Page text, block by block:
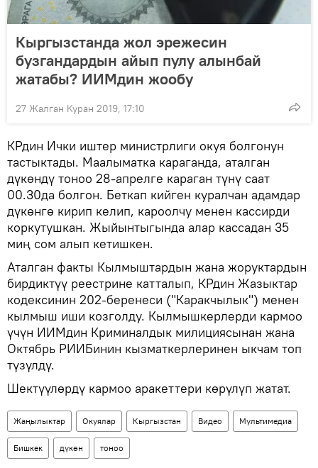
Кыргызстанда жол эрежесин
бузгандардын айып пулу алынбай
жатабы? ИИМдин жообу
27 Жалган Куран 2019, 17:10
КРдин Ички иштер министрлиги окуя болгонун
тастыктады. Маалыматка караганда, аталган
дүкөндү тоноо 28-апрелге караган түнү саат
00.30да болгон. Беткап кийген куралчан адамдар
дүкөнгө кирип келип, кароолчу менен кассирди
коркутушкан. Жыйынтыгында алар кассадан 35
миң сом алып кетишкен.
Аталган факты Кылмыштардын жана жоруктардын
бирдиктүү реестрине катталып, КРдин Жазыктар
кодексинин 202-беренеси ("Каракчылык") менен
кылмыш иши козголду. Кылмышкерлерди кармоо
үчүн ИИМдин Криминалдык милициясынан жана
Октябрь РИИБинин кызматкерлеринен ыкчам топ
түзүлдү.
Шектүүлөрдү кармоо аракеттери көрүлүп жатат.
Жаңылыктар Окуялар Кыргызстан Видео Мультимедиа
Бишкек дүкөн тоноо